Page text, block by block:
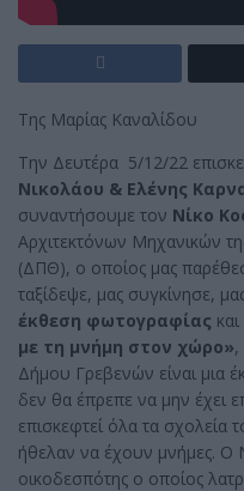
Της Μαρίας Καναλίδου
Την Δευτέρα 5/12/22
Νικολάου & Ελένης
συναντήσουμε τον Νίκο
Αρχιτεκτόνων Μηχανικών
(ΔΠΘ), ο οποίος μας
ταξίδεψε, μας συγκίνησε,
έκθεση φωτογραφίας
με τη μνήμη στον χώρο»,
Δήμου Γρεβενών είναι μια
δεν θα έπρεπε να μην έχει
επισκεφτεί όλα τα σχολεία
ήθελαν να έχουν μνήμες. Ο
οικοδεσπότης ο οποίος